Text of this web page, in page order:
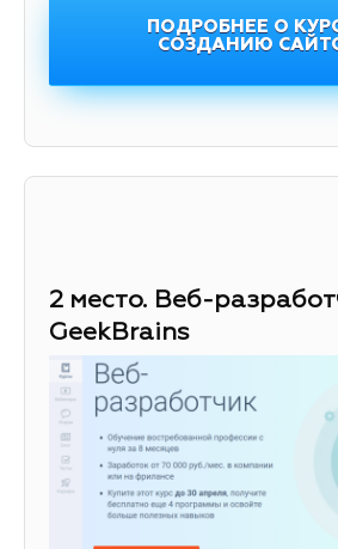
ПОДРОБНЕЕ О
СОЗДАНИЮ
2 место. Веб-
GeekBrains